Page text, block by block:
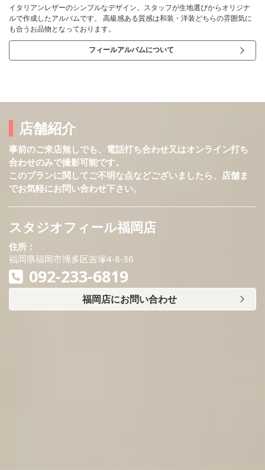
イタリアンレザーのシンプルなデザイン。スタッフが生地選びからオリジナ
ルで作成したアルバムです。 高級感ある質感は和装・洋装どちらの雰囲気に
も合うお品物となっております。
フィールアルバムについて
店舗紹介
事前のご来店無しでも、電話打ち合わせ又はオンライン打ち
合わせのみで撮影可能です。
このプランに関してご不明な点などございましたら、店舗ま
でお気軽にお問い合わせ下さい。
スタジオフィール福岡店
住所：
福岡県福岡市博多区吉塚4-8-36
092-233-6819
福岡店にお問い合わせ